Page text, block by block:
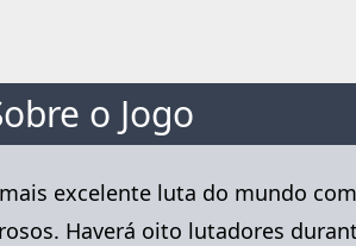
o Jogo
excelente luta do mundo
Haverá oito lutadores